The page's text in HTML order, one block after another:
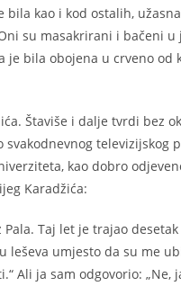
kao i kod ostalih,
su masakrirani i bačeni
bila obojena u crveno od
Štaviše i dalje tvrdi bez
televizijskog
kao dobro
Karadžića:
Taj let je trajao
umjesto da su me
Ali ja sam odgovorio: „Ne,